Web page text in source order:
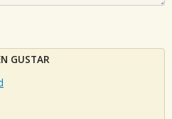
GUSTAR